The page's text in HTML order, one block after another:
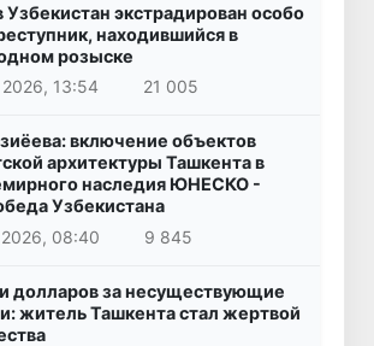
Узбекистан экстрадирован особо
находившийся в
розыске
13:54
21 005
включение объектов
архитектуры Ташкента в
наследия ЮНЕСКО -
Узбекистана
08:40
9 845
долларов за несуществующие
житель Ташкента стал жертвой